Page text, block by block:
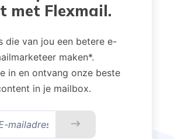
met Flexmail.
die van jou een betere e-
maken*.
in en ontvang onze beste
in je mailbox.